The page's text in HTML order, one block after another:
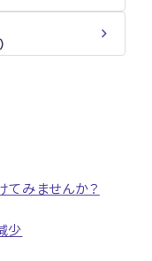
みませんか？
少